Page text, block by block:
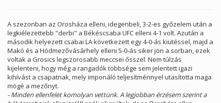
A szezonban az Orosháza elleni, idegenbeli, 3-2-es győzelem után a
legkiélezettebb "derbi" a Békéscsaba UFC elleni 4-1 volt. Azután a
második helyezett csabai LA következett egy 4-0-ás kiütéssel, majd a
Makó és a Hódmezővásárhely elleni 5-0-ás siker jön a sorban, ezek
voltak a Grosics legszorosabb meccsei ősszel. Nem túlzás
kijelenteni, hogy még a rangadók többsége sem jelentett igazi
kihívást a csapatnak, mely imponáló teljesítménnyel utasította maga
mögé a mezőnyt.
- Minden ellenfelet komolyan vettünk. A legjobban érzésem szerint a